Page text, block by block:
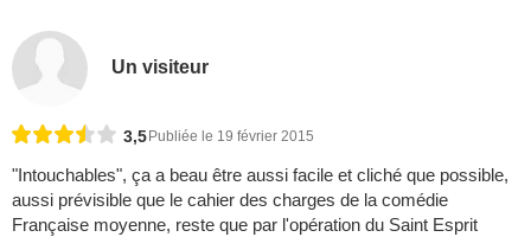
Un visiteur
3,5 Publiée le 19 février 2015
"Intouchables", ça a beau être aussi facile et cliché que possible,
aussi prévisible que le cahier des charges de la comédie
Française moyenne, reste que par l'opération du Saint Esprit